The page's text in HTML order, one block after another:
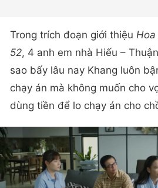
Trong trích đoạn giới thiệu
52, 4 anh em nhà Hiếu –
sao bấy lâu nay Khang luôn
chạy án mà không muốn cho
dùng tiền để lo chạy án cho